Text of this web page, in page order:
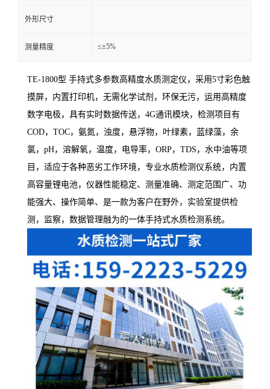
外形尺寸
测量精度 ≤±5%
TE-1800型 手持式多参数高精度水质测定仪 ， 采用5寸彩色触
摸屏，内置打印机，无需化学试剂，环保无污，运用高精度
数字电极， 具有实时数据传送， 4G通讯模块，检测项目有
COD，TOC，氨氮，浊度，悬浮物，叶绿素，蓝绿藻，余
氯， pH，溶解氧，温度，电导率，ORP，TDS， 水中油等项
目，适应于各种恶劣工作环境，专业水质检测仪系统，内置
高容量锂电池，仪器性能稳定、测量准确、测定范围广、功
能强大、操作简单、是一款为客户在野外，实验室提供检
测，监察，数据管理融为的一体手持式水质检测系统。